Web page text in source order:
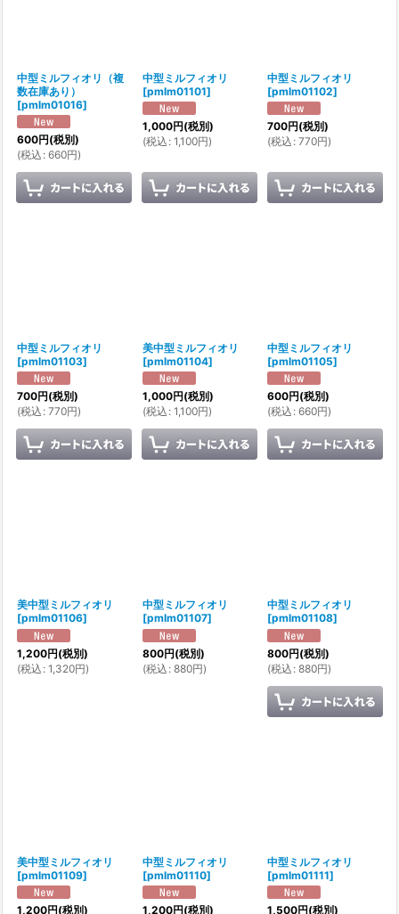
中型ミルフィオリ（複
数在庫あり）
[pmlm01016]
600円(税別)
(税込 : 660円)
中型ミルフィオリ
[pmlm01101]
1,000円(税別)
(税込 : 1,100円)
中型ミルフィオリ
[pmlm01102]
700円(税別)
(税込 : 770円)
中型ミルフィオリ
[pmlm01103]
700円(税別)
(税込 : 770円)
美中型ミルフィオリ
[pmlm01104]
1,000円(税別)
(税込 : 1,100円)
中型ミルフィオリ
[pmlm01105]
600円(税別)
(税込 : 660円)
美中型ミルフィオリ
[pmlm01106]
1,200円(税別)
(税込 : 1,320円)
中型ミルフィオリ
[pmlm01107]
800円(税別)
(税込 : 880円)
中型ミルフィオリ
[pmlm01108]
800円(税別)
(税込 : 880円)
美中型ミルフィオリ
[pmlm01109]
1,200円(税別)
中型ミルフィオリ
[pmlm01110]
1,200円(税別)
中型ミルフィオリ
[pmlm01111]
1,500円(税別)